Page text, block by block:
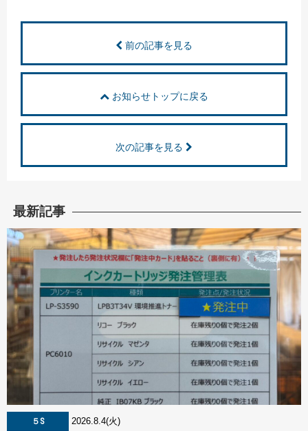
前の記事を見る
お知らせトップに戻る
次の記事を見る
最新記事
５S 2026.8.4(火)